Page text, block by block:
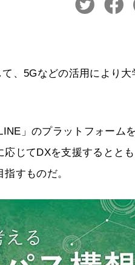
、5Gなどの活用により大
」のプラットフォーム
じてDXを支援するとと
すものだ。